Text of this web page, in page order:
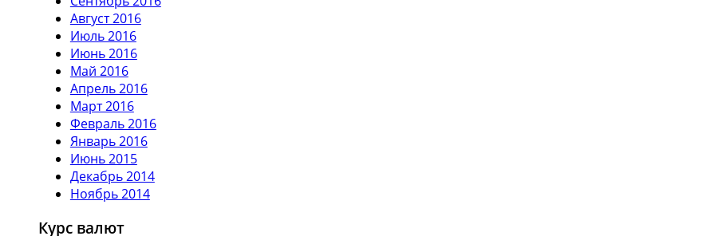
Август 2016
Июль 2016
Июнь 2016
Май 2016
Апрель 2016
Март 2016
Февраль 2016
Январь 2016
Июнь 2015
Декабрь 2014
Ноябрь 2014
Курс валют